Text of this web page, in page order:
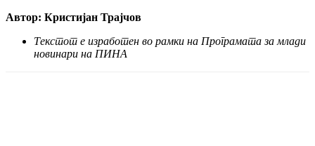
Автор: Кристијан Трајчов
Текстот е изработен во рамки на Програмата за млади
новинари на ПИНА